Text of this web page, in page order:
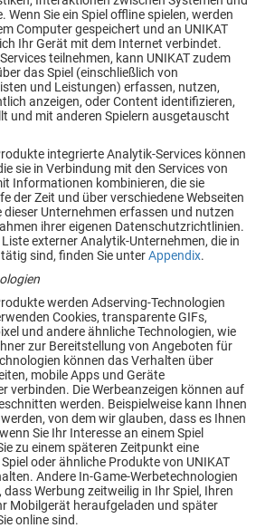
Wenn Sie ein Spiel offline spielen, werden
Computer gespeichert und an UNIKAT
Ihr Gerät mit dem Internet verbindet.
teilnehmen, kann UNIKAT zudem
das Spiel (einschließlich von
und Leistungen) erfassen, nutzen,
anzeigen, oder Content identifizieren,
und mit anderen Spielern ausgetauscht
integrierte Analytik-Services können
sie in Verbindung mit den Services von
Informationen kombinieren, die sie
der Zeit und über verschiedene Webseiten
Unternehmen erfassen und nutzen
ihrer eigenen Datenschutzrichtlinien.
externer Analytik-Unternehmen, die in
sind, finden Sie unterAppendix.
werden Adserving-Technologien
Cookies, transparente GIFs,
und andere ähnliche Technologien, wie
zur Bereitstellung von Angeboten für
können das Verhalten über
mobile Apps und Geräte
verbinden. Die Werbeanzeigen können auf
werden. Beispielweise kann Ihnen
von dem wir glauben, dass es Ihnen
Sie Ihr Interesse an einem Spiel
zu einem späteren Zeitpunkt eine
oder ähnliche Produkte von UNIKAT
Andere In-Game-Werbetechnologien
Werbung zeitweilig in Ihr Spiel, Ihren
Mobilgerät heraufgeladen und später
online sind.